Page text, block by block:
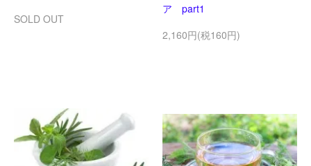
SOLD OUT
ア part1
2,160円(税160円)